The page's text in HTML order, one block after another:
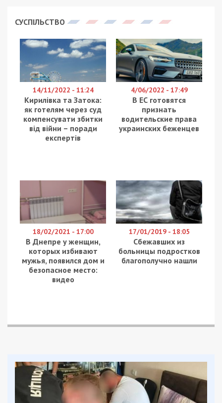
Армія РФ продовжує атакувати райони
повідомляє49000з посиланням на
Дніпропетровську обласну військову
адміністрацію.
Нікопольський район
Вдень 14 липня агресор атакував Нікопольський
район FPV-дронами та артилерією. Поцілив по
Нікополю, Марганецькій, Мирівській та
Покровській громадах.
Травмована 63-річна жінка – вона лікуватиметься
інфраструктура, 2 приватні будинки, 3